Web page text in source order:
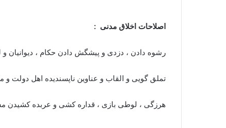
اصلاحات اخلاق مدنی :
رشوه دادن ، دزدی و پیشگش دادن حکام ، دیوانیان
تملق گویی و القاب و عناوین ناپسندیده اهل دولت
هرزگی ، لوطی بازی ، قداره کشی و عربده کشیدن